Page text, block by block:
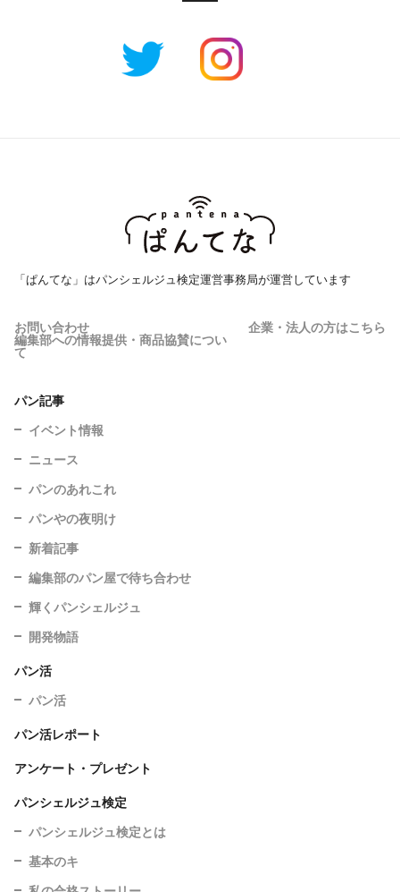
「ぱんてな」はパンシェルジュ検定運営事務局が運営しています
お問い合わせ 企業・法人の方はこちら
編集部への情報提供・商品協賛につい
て
パン記事
イベント情報
ニュース
パンのあれこれ
パンやの夜明け
新着記事
編集部のパン屋で待ち合わせ
輝くパンシェルジュ
開発物語
パン活
パン活
パン活レポート
アンケート・プレゼント
パンシェルジュ検定
パンシェルジュ検定とは
基本のキ